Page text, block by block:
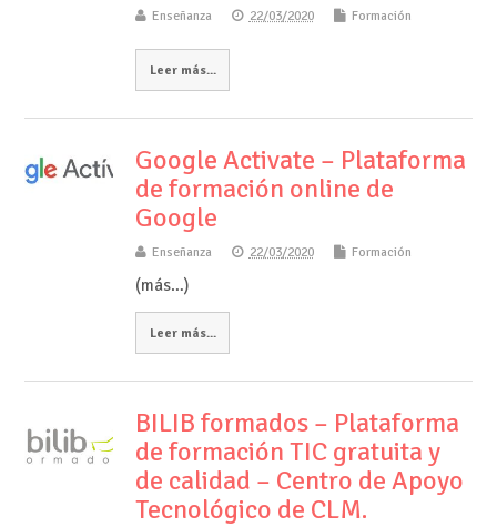
Enseñanza 22/03/2020 Formación
Leer más...
Google Activate – Plataforma
de formación online de
Google
Enseñanza 22/03/2020 Formación
(más…)
Leer más...
BILIB formados – Plataforma
de formación TIC gratuita y
de calidad – Centro de Apoyo
Tecnológico de CLM.